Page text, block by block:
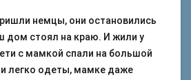
немцы, они остановились
дом стоял на краю. И жили у
с мамкой спали на большой
легко одеты, мамке даже